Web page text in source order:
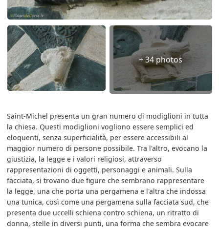
+ 34 photos
Saint-Michel presenta un gran numero di modiglioni in tutta
la chiesa. Questi modiglioni vogliono essere semplici ed
eloquenti, senza superficialità, per essere accessibili al
maggior numero di persone possibile. Tra l'altro, evocano la
giustizia, la legge e i valori religiosi, attraverso
rappresentazioni di oggetti, personaggi e animali. Sulla
facciata, si trovano due figure che sembrano rappresentare
la legge, una che porta una pergamena e l'altra che indossa
una tunica, così come una pergamena sulla facciata sud, che
presenta due uccelli schiena contro schiena, un ritratto di
donna, stelle in diversi punti, una forma che sembra evocare